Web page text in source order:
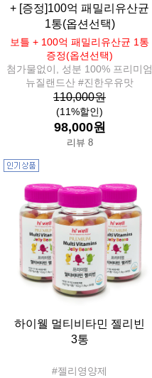
+ [증정]100억 패밀리유산균
1통(옵션선택)
보틀 + 100억 패밀리유산균 1통
증정(옵션선택)
첨가물없이, 성분 100% 프리미엄
뉴질랜드산 #진한우유맛
110,000원
(11%할인)
98,000원
리뷰 8
하이웰 멀티비타민 젤리빈
3통
#젤리영양제